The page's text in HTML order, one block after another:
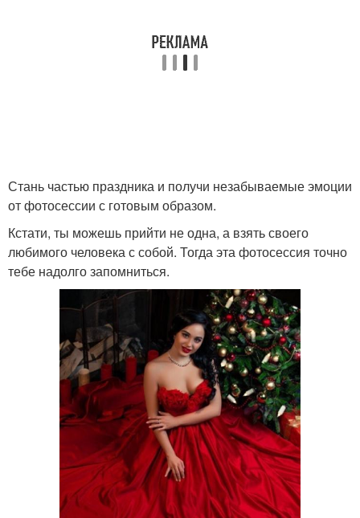
Стань частью праздника и получи незабываемые эмоции
от фотосессии с готовым образом.
Кстати, ты можешь прийти не одна, а взять своего
любимого человека с собой. Тогда эта фотосессия точно
тебе надолго запомниться.